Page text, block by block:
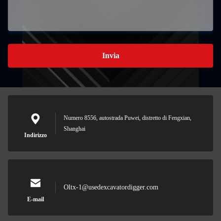
Invia
Indirizzo
Numero 8556, autostrada Puwei, distretto di Fengxian,
Shanghai
E-mail
Oltx-1@usedexcavatordigger.com